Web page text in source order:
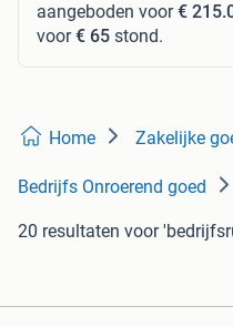
aangeboden voor€
voor€ 65 stond.
Home Zakelijke
Bedrijfs Onroerend goed
20 resultaten voor